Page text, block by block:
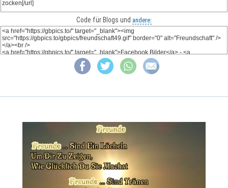
Code für Blogs und andere: